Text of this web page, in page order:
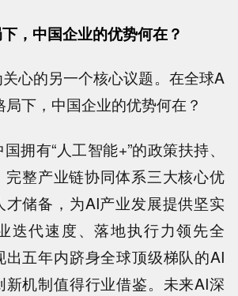
，中国企业的优势何在？
心的另一个核心议题。在全球A
下，中国企业的优势何在？
拥有“人工智能+”的政策扶持、
整产业链协同体系三大核心优
才储备，为AI产业发展提供坚实
迭代速度、落地执行力领先全
出五年内跻身全球顶级梯队的AI
新机制值得行业借鉴。未来AI深